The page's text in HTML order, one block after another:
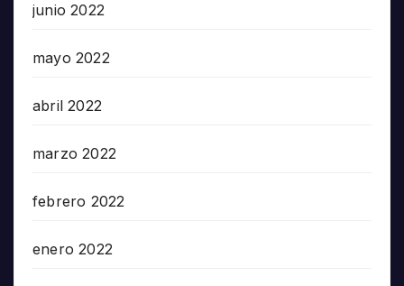
junio 2022
mayo 2022
abril 2022
marzo 2022
febrero 2022
enero 2022